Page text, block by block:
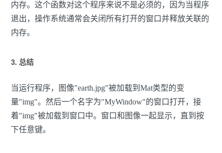
内存。这个函数对这个程序来说不是必须的，因为当程序
退出，操作系统通常会关闭所有打开的窗口并释放关联的
内存。
3. 总结
当运行程序，图像"earth.jpg"被加载到Mat类型的变
量"img"。然后一个名字为"MyWindow"的窗口打开，接
着"img"被加载到窗口中。窗口和图像一起显示，直到按
下任意键。